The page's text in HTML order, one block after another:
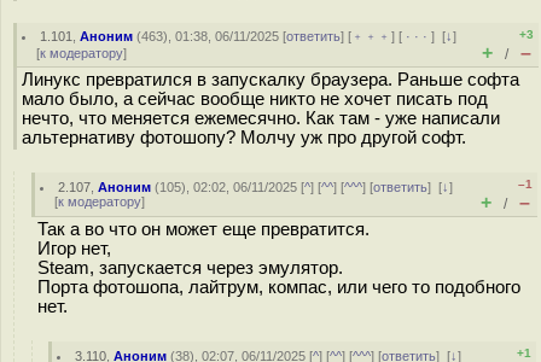
1.101 ,Аноним (463), 01:38, 06/11/2025 [ответить] [ ﹢﹢﹢] [ · · ·][↓]
[к модератору]
+3
+ / –
Линукс превратился в запускалку браузера. Раньше софта
мало было, а сейчас вообще никто не хочет писать под
нечто, что меняется ежемесячно. Как там - уже написали
альтернативу фотошопу? Молчу уж про другой софт.
2.107 ,Аноним (105), 02:02, 06/11/2025 [^] [^^] [^^^] [ответить][↓]
[к модератору]
–1
+ / –
Так а во что он может еще превратится.
Игор нет,
Steam, запускается через эмулятор.
Порта фотошопа, лайтрум, компас, или чего то подобного
нет.
3.110 ,Аноним (38), 02:07, 06/11/2025 [^] [^^] [^^^] [ответить][↓]
+1